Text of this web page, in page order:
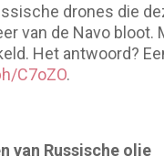
drones die
van de Navo
Het antwoord?
C7oZO.
van Russische olie